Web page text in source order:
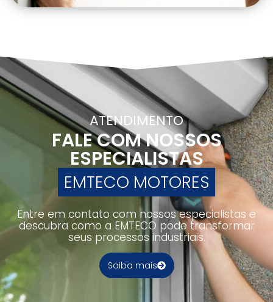
ATENDIMENTO
FALE COM NOSSOS
ESPECIALISTAS
EMTECO MOTORES
Entre em contato com nossos especialistas e
descubra como a EMTECO pode transformar
seus processos industriais.
Saiba mais